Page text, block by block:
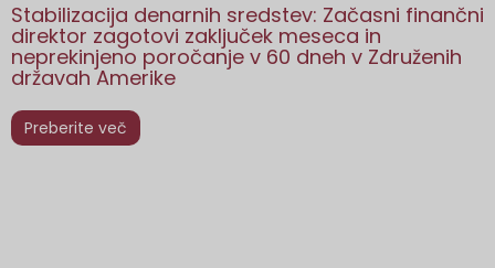
Stabilizacija denarnih sredstev: Začasni finančni
direktor zagotovi zaključek meseca in
neprekinjeno poročanje v 60 dneh v Združenih
državah Amerike
Preberite več